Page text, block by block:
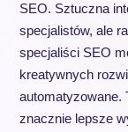
SEO. Sztuczna
specjalistów, ale
specjaliści SEO
kreatywnych
automatyzowane.
znacznie lepsze